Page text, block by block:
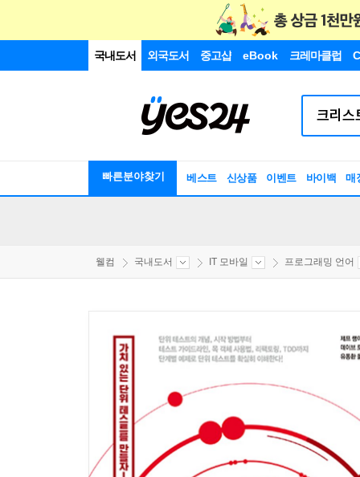
국내도서 외국도서 중고샵 eBook 크레마클럽
빠른분야찾기 베스트 신상품 이벤트 바이백 매
웰컴 국내도서 IT 모바일 프로그래밍 언어